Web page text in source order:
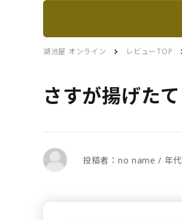
湖池屋 オンライン レビューTOP
さすが揚げたて
投稿者：no name / 年